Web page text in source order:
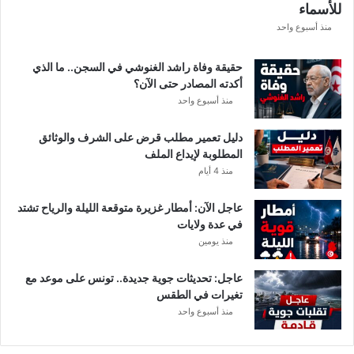
للأسماء
منذ أسبوع واحد
حقيقة وفاة راشد الغنوشي في السجن.. ما الذي
أكدته المصادر حتى الآن؟
منذ أسبوع واحد
دليل تعمير مطلب قرض على الشرف والوثائق
المطلوبة لإيداع الملف
منذ 4 أيام
عاجل الآن: أمطار غزيرة متوقعة الليلة والرياح تشتد
في عدة ولايات
منذ يومين
عاجل: تحديثات جوية جديدة.. تونس على موعد مع
تغيرات في الطقس
منذ أسبوع واحد